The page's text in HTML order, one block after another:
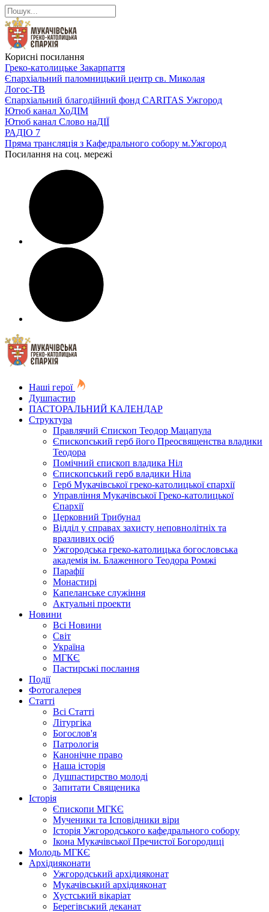
Корисні посилання
Греко-католицьке Закарпаття
Єпархіальний паломницький центр св. Миколая
Логос-ТВ
Єпархіальний благодійний фонд CARITAS Ужгород
Ютюб канал ХоДІМ
Ютюб канал Слово наДІЇ
РАДІО 7
Пряма трансляція з Кафедрального собору м.Ужгород
Посилання на соц. мережі
Наші герої
Душпастир
ПАСТОРАЛЬНИЙ КАЛЕНДАР
Структура
Правлячий Єпископ Теодор Мацапула
Єпископський герб його Преосвященства владики
Теодора
Помічний єпископ владика Ніл
Єпископський герб владики Ніла
Герб Мукачівської греко-католицької єпархії
Управління Мукачівської Греко-католицької
Єпархії
Церковний Трибунал
Відділ у справах захисту неповнолітніх та
вразливих осіб
Ужгородська греко-католицька богословська
академія ім. Блаженного Теодора Ромжі
Парафії
Монастирі
Капеланське служіння
Актуальні проекти
Новини
Всі Новини
Світ
Україна
МГКЄ
Пастирські послання
Події
Фотогалерея
Статті
Всі Статті
Літургіка
Богослов'я
Патрологія
Канонічне право
Наша історія
Душпастирство молоді
Запитати Священика
Історія
Єпископи МГКЄ
Мученики та Ісповідники віри
Історія Ужгородського кафедрального собору
Ікона Мукачівської Пречистої Богородиці
Молодь МГКЄ
Архідияконати
Ужгородський архідияконат
Мукачівський архідияконат
Хустський вікаріат
Берегівський деканат